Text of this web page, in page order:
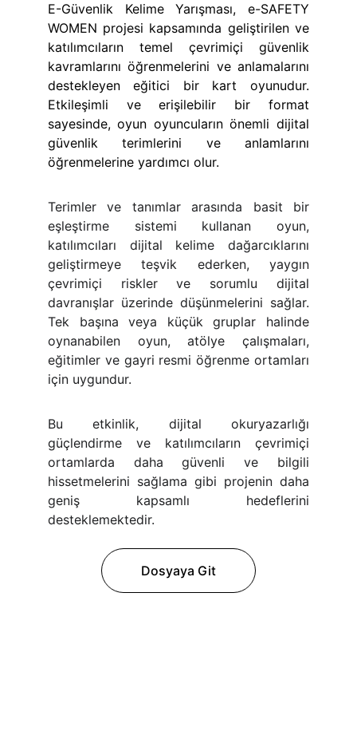
E-Güvenlik Kelime Yarışması, e-SAFETY
WOMEN projesi kapsamında geliştirilen ve
katılımcıların temel çevrimiçi güvenlik
kavramlarını öğrenmelerini ve anlamalarını
destekleyen eğitici bir kart oyunudur.
Etkileşimli ve erişilebilir bir format
sayesinde, oyun oyuncuların önemli dijital
güvenlik terimlerini ve anlamlarını
öğrenmelerine yardımcı olur.
Terimler ve tanımlar arasında basit bir
eşleştirme sistemi kullanan oyun,
katılımcıları dijital kelime dağarcıklarını
geliştirmeye teşvik ederken, yaygın
çevrimiçi riskler ve sorumlu dijital
davranışlar üzerinde düşünmelerini sağlar.
Tek başına veya küçük gruplar halinde
oynanabilen oyun, atölye çalışmaları,
eğitimler ve gayri resmi öğrenme ortamları
için uygundur.
Bu etkinlik, dijital okuryazarlığı
güçlendirme ve katılımcıların çevrimiçi
ortamlarda daha güvenli ve bilgili
hissetmelerini sağlama gibi projenin daha
geniş kapsamlı hedeflerini
desteklemektedir.
Dosyaya Git